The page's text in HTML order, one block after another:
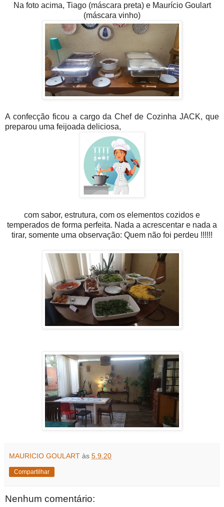
Na foto acima, Tiago (máscara preta) e Maurício Goulart
(máscara vinho)
A confecção ficou a cargo da Chef de Cozinha JACK, que
preparou uma feijoada deliciosa,
com sabor, estrutura, com os elementos cozidos e
temperados de forma perfeita. Nada a acrescentar e nada a
tirar, somente uma observação: Quem não foi perdeu !!!!!!
MAURICIO GOULART às 5.9.20
Compartilhar
Nenhum comentário: